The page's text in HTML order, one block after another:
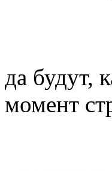
да будут,
момент